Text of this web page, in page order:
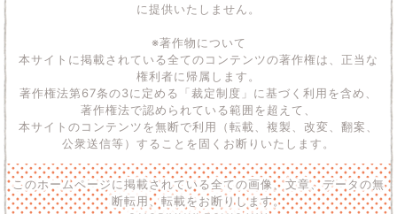
に提供いたしません。
※著作物について
本サイトに掲載されている全てのコンテンツの著作権は、正当な
権利者に帰属します。
著作権法第67条の3に定める「裁定制度」に基づく利用を含め、
著作権法で認められている範囲を超えて、
本サイトのコンテンツを無断で利用（転載、複製、改変、翻案、
公衆送信等）することを固くお断りいたします。
このホームページに掲載されている全ての画像、文章、データの無
断転用、転載をお断りします。